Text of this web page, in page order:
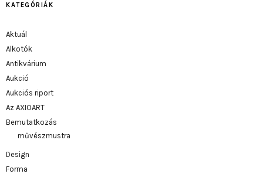
KATEGÓRIÁK
Aktuál
Alkotók
Antikvárium
Aukció
Aukciós riport
Az AXIOART
Bemutatkozás
művészmustra
Design
Forma